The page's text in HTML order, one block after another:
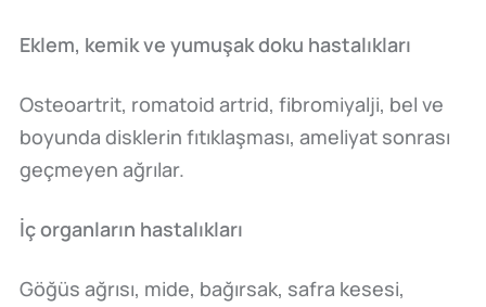
Eklem, kemik ve yumuşak doku hastalıkları
Osteoartrit, romatoid artrid, fibromiyalji, bel ve
boyunda disklerin fıtıklaşması, ameliyat sonrası
geçmeyen ağrılar.
İç organların hastalıkları
Göğüs ağrısı, mide, bağırsak, safra kesesi,